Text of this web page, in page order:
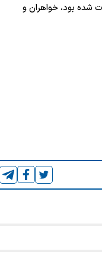
شده بود، خواهران و